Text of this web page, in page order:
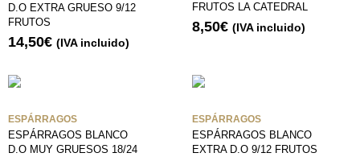
D.O EXTRA GRUESO 9/12
FRUTOS
14,50€ (IVA incluido)
FRUTOS LA CATEDRAL
8,50€ (IVA incluido)
ESPÁRRAGOS
ESPÁRRAGOS BLANCO
D.O MUY GRUESOS 18/24
ESPÁRRAGOS
ESPÁRRAGOS BLANCO
EXTRA D.O 9/12 FRUTOS